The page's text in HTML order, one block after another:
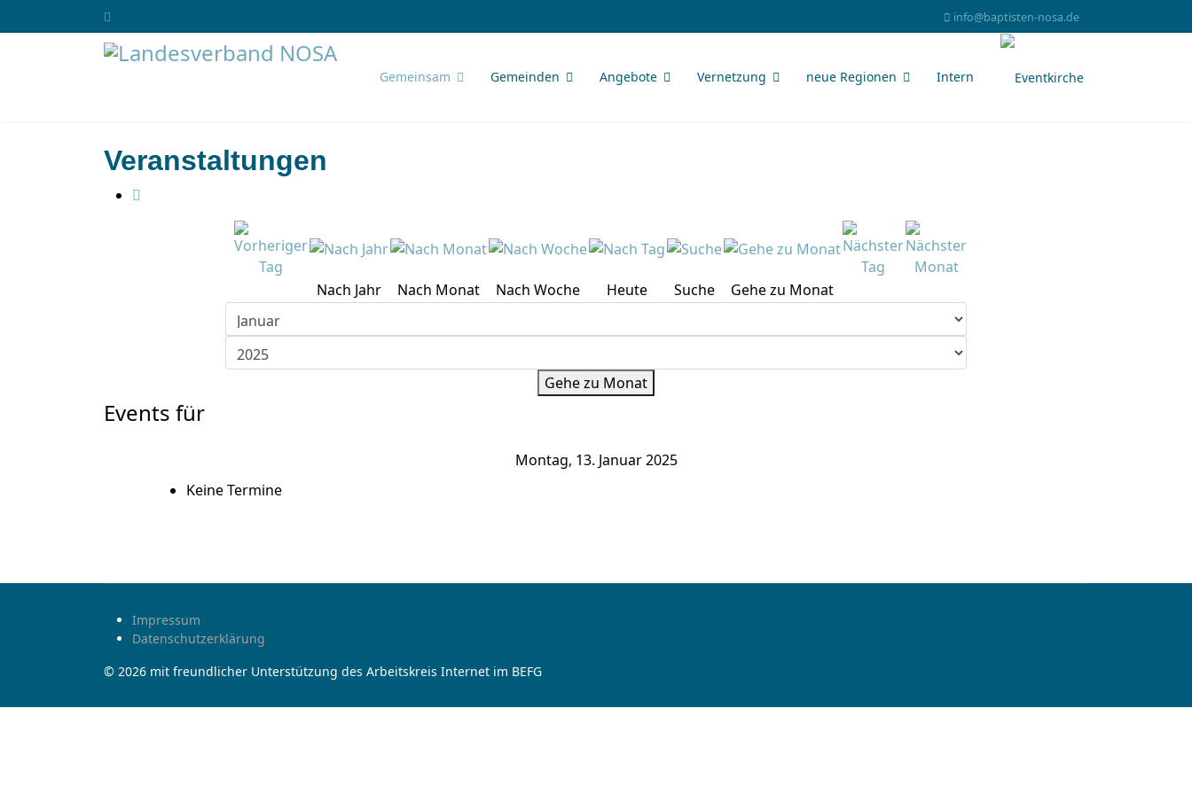
info@baptisten-nosa.de
Gemeinsam Gemeinden Angebote Vernetzung neue Regionen Intern
Veranstaltungen
Nach Jahr Nach Monat Nach Woche Heute Suche Gehe zu Monat
Gehe zu Monat
Events für
Montag, 13. Januar 2025
Keine Termine
Impressum
Datenschutzerklärung
© 2026 mit freundlicher Unterstützung des Arbeitskreis Internet im BEFG